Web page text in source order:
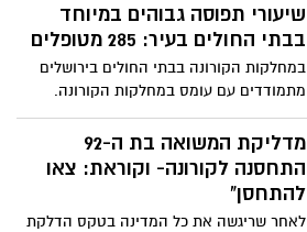
הממשלה מחליטה על סגר מלא והרמטי
בישראל לאור הנסיקה בתחלואה בקורונה
המיוחד, ייסגרו לשבועיים מהלילה שבין חמישי
לשישי. חוזרים מ"מדינות מסוכנות" יופנו
יוכל להמריא לחו"ל ומגבלת ההתקהלות
תוחמר: עד חמישה בחלל סגור, עד עשרה
בשטח פתוח
שיעורי תפוסה גבוהים במיוחד
בבתי החולים בעיר: 285 מטופלים
במחלקות הקורונה בבתי החולים בירושלים
מתמודדים עם עומס במחלקות הקורונה.
בהדסה, מספר החולים הגבוה ביותר בבית
חולים בישראל. פרופ׳ דרור מבורך, מנהל
מחלקת קורונה בביה"ח הדסה עין כרם:
"המצב הוא באמת מצב חירום, המחלה
מתפשטת במהירות שלא ידענו"
מדליקת המשואה בת ה-92
התחסנה לקורונה- וקוראת: צאו
להתחסן"
לאחר שריגשה את כל המדינה בטקס הדלקת